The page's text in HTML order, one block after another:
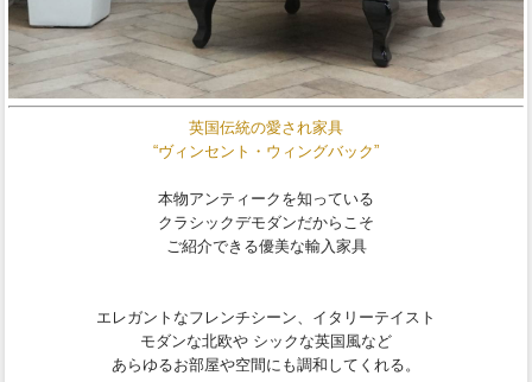
英国伝統の愛され家具
“ヴィンセント・ウィングバック”
本物アンティークを知っている
クラシックデモダンだからこそ
ご紹介できる優美な輸入家具
エレガントなフレンチシーン、イタリーテイスト
モダンな北欧や シックな英国風など
あらゆるお部屋や空間にも調和してくれる。